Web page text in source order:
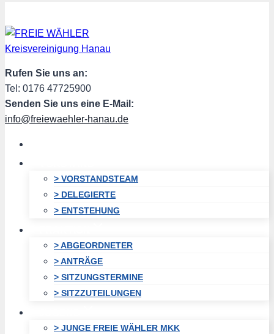
Inhalt
springen
Rufen Sie uns an:
Tel: 0176 47725900
Senden Sie uns eine E-Mail:
info@freiewaehler-hanau.de
> VORSTANDSTEAM
> DELEGIERTE
> ENTSTEHUNG
> ABGEORDNETER
> ANTRÄGE
> SITZUNGSTERMINE
> SITZZUTEILUNGEN
> JUNGE FREIE WÄHLER MKK